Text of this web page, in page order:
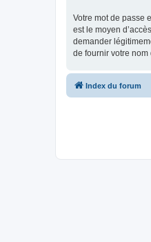
Votre mot de passe
est le moyen
demander
de fournir votre nom
Index du forum